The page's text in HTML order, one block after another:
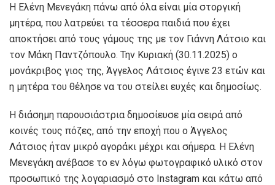
Η Ελένη Μενεγάκη πάνω από όλα είναι μία στοργική
μητέρα, που λατρεύει τα τέσσερα παιδιά που έχει
αποκτήσει από τους γάμους της με τον Γιάννη Λάτσιο και
τον Μάκη Παντζόπουλο. Την Κυριακή (30.11.2025) ο
μονάκριβος γιος της, Άγγελος Λάτσιος έγινε 23 ετών και
η μητέρα του θέλησε να του στείλει ευχές και δημοσίως.
Η διάσημη παρουσιάστρια δημοσίευσε μία σειρά από
κοινές τους πόζες, από την εποχή που ο Άγγελος
Λάτσιος ήταν μικρό αγοράκι μέχρι και σήμερα. Η Ελένη
Μενεγάκη ανέβασε το εν λόγω φωτογραφικό υλικό στον
προσωπικό της λογαριασμό στο Instagram και κάτω από